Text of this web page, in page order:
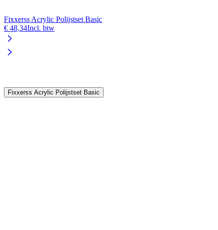
Fixxerss Acrylic Polijstset Basic
€ 48,34Incl. btw
Fixxerss Acrylic Polijstset Basic